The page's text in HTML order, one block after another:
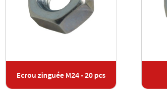
Ecrou zinguée M24 - 20 pcs